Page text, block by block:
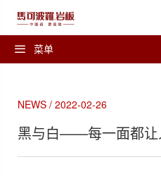
菜单
NEWS / 2022-02-26
黑与白——每一面都让